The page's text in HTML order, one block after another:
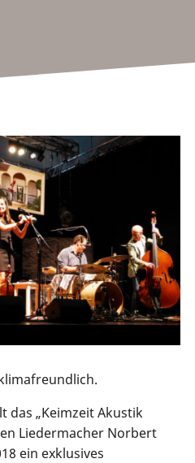
das „Keimzeit Akustik
Liedermacher Norbert
ein exklusives